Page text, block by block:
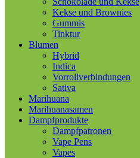
Kekse und Brownies
Gummis
Tinktur
Blumen
Hybrid
Indica
Vorrollverbindungen
Sativa
Marihuana
Marihuanasamen
Dampfprodukte
Dampfpatronen
Vape Pens
Vapes